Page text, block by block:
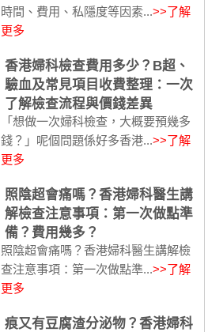
時間、費用、私隱度等因素...>>了解
更多
香港婦科檢查費用多少？B超、
驗血及常見項目收費整理：一次
了解檢查流程與價錢差異
「想做一次婦科檢查，大概要預幾多
錢？」呢個問題係好多香港...>>了解
更多
照陰超會痛嗎？香港婦科醫生講
解檢查注意事項：第一次做點準
備？費用幾多？
照陰超會痛嗎？香港婦科醫生講解檢
查注意事項：第一次做點準...>>了解
更多
痕又有豆腐渣分泌物？香港婦科